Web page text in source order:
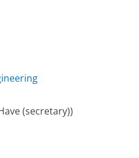
(secretary))